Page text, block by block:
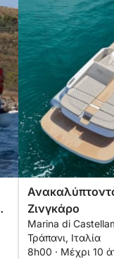
Ζινγκάρο
Marina di
Τράπανι, Ιταλία
8h00 · Μέχρι 10